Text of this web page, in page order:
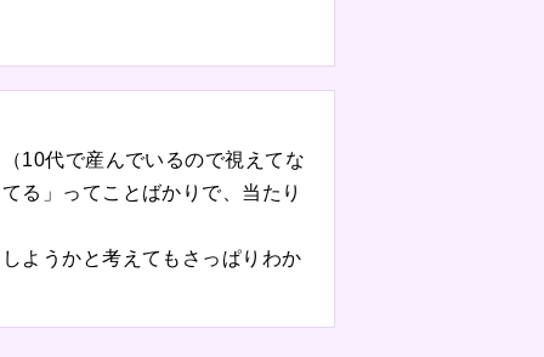
10代で産んでいるので視えてな
る」ってことばかりで、当たり
ようかと考えてもさっぱりわか